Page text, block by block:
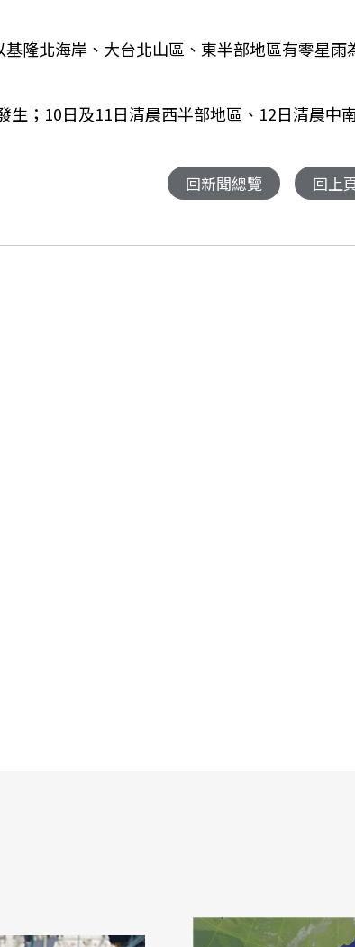
隆北海岸、大台北山區、東半部地區有零星雨
；10日及11日清晨西半部地區、12日清晨中
回新聞總覽 回上